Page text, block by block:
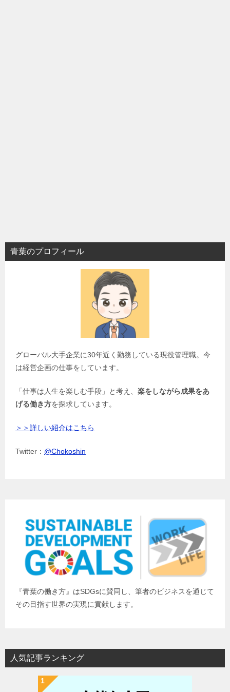
青葉のプロフィール
グローバル大手企業に30年近く勤務している現役管理職。今
は経営企画の仕事をしています。
「仕事は人生を楽しむ手段」と考え、 楽をしながら成果をあ
げる働き方を探求しています。
＞＞詳しい紹介はこちら
Twitter： @Chokoshin
『青葉の働き方』はSDGsに賛同し、筆者のビジネスを通じて
その目指す世界の実現に貢献します。
人気記事ランキング